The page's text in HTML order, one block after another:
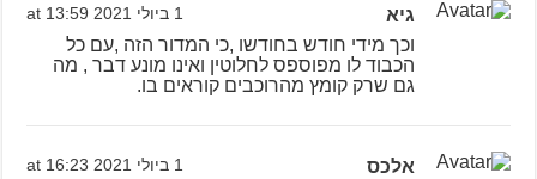
גיא 1 ביולי 2021 at 13:59
וכך מידי חודש בחודשו ,כי המדור הזה ,עם כל
הכבוד לו מפוספס לחלוטין ואינו מונע דבר , מה
גם שרק קומץ מהרוכבים קוראים בו.
אלכס 1 ביולי 2021 at 16:23